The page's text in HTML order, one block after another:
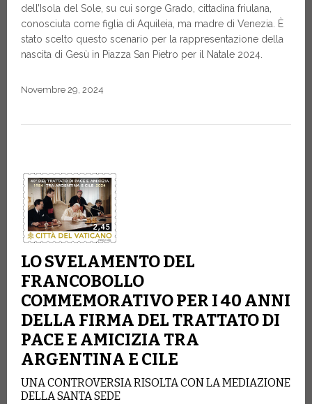
dell’Isola del Sole, su cui sorge Grado, cittadina friulana,
conosciuta come figlia di Aquileia, ma madre di Venezia. È
stato scelto questo scenario per la rappresentazione della
nascita di Gesù in Piazza San Pietro per il Natale 2024.
Novembre 29, 2024
LO SVELAMENTO DEL
FRANCOBOLLO
COMMEMORATIVO PER I 40 ANNI
DELLA FIRMA DEL TRATTATO DI
PACE E AMICIZIA TRA
ARGENTINA E CILE
UNA CONTROVERSIA RISOLTA CON LA MEDIAZIONE
DELLA SANTA SEDE